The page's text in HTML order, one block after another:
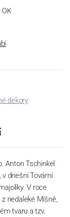
dekory
Anton Tschinkel
dnešní Tovární
V roce
nedaleké Míšně,
tvaru a tzv.